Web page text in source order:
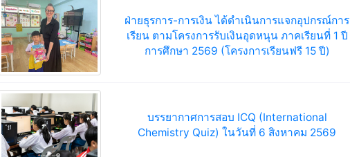
ฝ่ายธุรการ-การเงิน ได้ดำเนินการแจกอุปกรณ์การ
เรียน ตามโครงการรับเงินอุดหนุน ภาคเรียนที่ 1 ปี
การศึกษา 2569 (โครงการเรียนฟรี 15 ปี)
บรรยากาศการสอบ ICQ (International
Chemistry Quiz) ในวันที่ 6 สิงหาคม 2569